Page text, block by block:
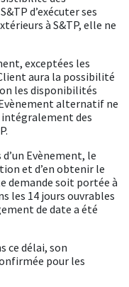
d’exécuter ses
à S&TP, elle ne
exceptées les
aura la possibilité
les disponibilités
alternatif ne
des
Evènement, le
et d’en obtenir le
demande soit portée à
les 14 jours ouvrables
de date a été
ce délai, son
pour les